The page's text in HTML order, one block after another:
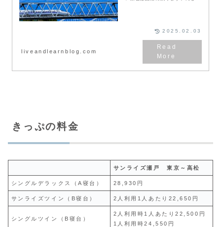
liveandlearnblog.com
2025.02.03
きっぷの料金
サンライズ瀬戸 東京～高松
シングルデラックス（A寝台） 28,930円
サンライズツイン（B寝台） 2人利用1人あたり22,650円
シングルツイン（B寝台）
2人利用時1人あたり22,500円
1人利用時24,550円